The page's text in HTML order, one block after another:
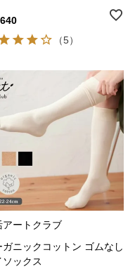
（5）
アートクラブ
ガニックコットン ゴムなし
ソックス